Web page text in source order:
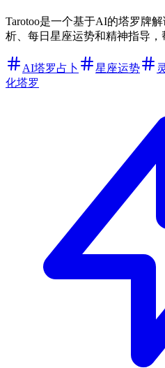
Tarotoo是一个基于AI的塔罗牌
析、每日星座运势和精神指导，
AI塔罗占卜 星座运势
化塔罗